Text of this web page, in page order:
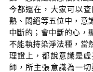
今都還在，大家可以
熟、悶絕等五位中，意
中斷的；會中斷的心，
不能執持染淨法種，當
理證上，都說意識是
師，所主張意識為一